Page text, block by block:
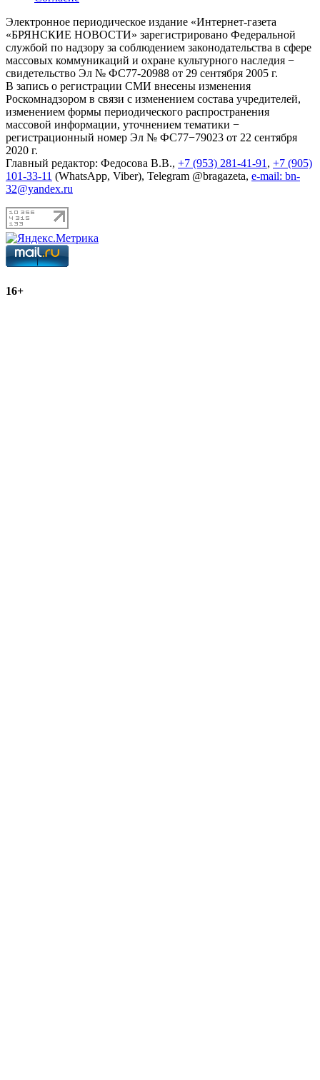
Электронное периодическое издание «Интернет-газета
«БРЯНСКИЕ НОВОСТИ» зарегистрировано Федеральной
службой по надзору за соблюдением законодательства в сфере
массовых коммуникаций и охране культурного наследия −
свидетельство Эл № ФС77-20988 от 29 сентября 2005 г.
В запись о регистрации СМИ внесены изменения
Роскомнадзором в связи с изменением состава учредителей,
изменением формы периодического распространения
массовой информации, уточнением тематики −
регистрационный номер Эл № ФС77−79023 от 22 сентября
2020 г.
Главный редактор: Федосова В.В., +7 (953) 281-41-91 , +7 (905)
101-33-11 (WhatsApp, Viber), Telegram @bragazeta, e-mail: bn-
32@yandex.ru
16+